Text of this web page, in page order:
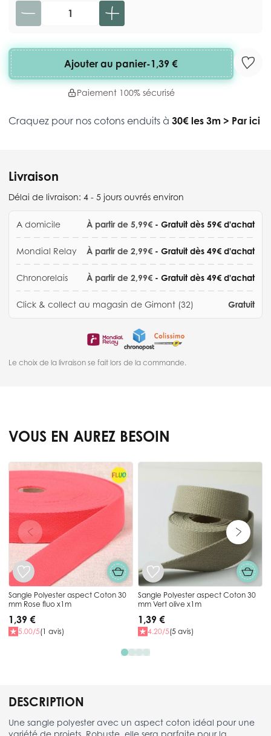
Quantité
Ajouter au panier-1,39 €
Paiement 100% sécurisé
Craquez pour nos cotons enduits à 30€ les 3m > Par ici
Livraison
Délai de livraison: 4 - 5 jours ouvrés environ
A domicile À partir de 5,99€ - Gratuit dès 59€ d'achat
Mondial Relay À partir de 2,99€ - Gratuit dès 49€ d'achat
Chronorelais À partir de 2,99€ - Gratuit dès 49€ d'achat
Click & collect au magasin de Gimont (32) Gratuit
Le choix de la livraison se fait lors de la commande.
DESCRIPTION
Une sangle polyester avec un aspect coton idéal pour une
variété de projets. Robuste, elle sera parfaite pour la
VOUS EN AUREZ BESOIN
Press to skip carousel
Sangle Polyester aspect Coton 30
mm Rose fluo x1m
1,39 €
5.00/5(1 avis)
Sangle Polyester aspect Coton 30
mm Vert olive x1m
1,39 €
4.20/5(5 avis)